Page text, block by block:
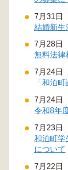
7月31日
結婚新生
7月28日
無料法律
7月24日
「和泊
7月24日
令和8年
7月23日
和泊町学
について
7月22日